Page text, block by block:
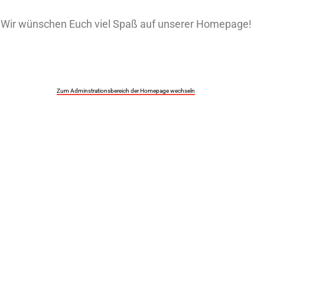
Wir wünschen Euch viel Spaß auf unserer Homepage!
Zum Adminstrationsbereich der Homepage wechseln